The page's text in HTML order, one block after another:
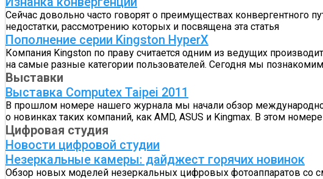
Сейчас довольно часто говорят о преимуществах конвергентного
недостатки, рассмотрению которых и посвящена эта статья
Пополнение серии Kingston HyperX
Компания Kingston по праву считается одним из ведущих
на самые разные категории пользователей. Сегодня мы
Выставки
Выставка Computex Taipei 2011
В прошлом номере нашего журнала мы начали обзор
о новинках таких компаний, как AMD, ASUS и Kingmax. В этом
Цифровая студия
Новости цифровой студии
Незеркальные камеры: дайджест горячих новинок
Обзор новых моделей незеркальных цифровых фотоаппаратов со